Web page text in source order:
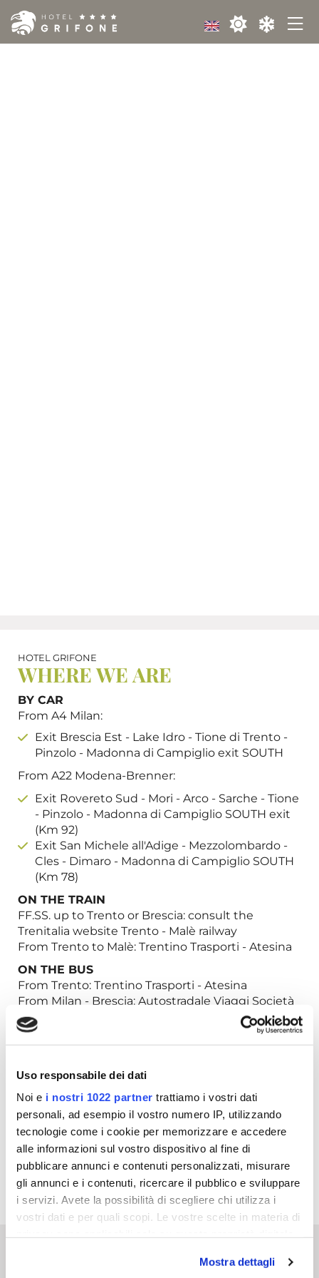
Uso responsabile dei dati
Noi e i nostri 1022 partner trattiamo i vostri dati
personali, ad esempio il vostro numero IP, utilizzando
tecnologie come i cookie per memorizzare e accedere
alle informazioni sul vostro dispositivo al fine di
pubblicare annunci e contenuti personalizzati, misurare
gli annunci e i contenuti, ricercare il pubblico e sviluppare
i servizi. Avete la possibilità di scegliere chi utilizza i
vostri dati e per quali scopi. Le vostre scelte in materia di
modificare o revocare il proprio consenso in qualsiasi
Mostra dettagli
HOTEL GRIFONE
WHERE WE ARE
BY CAR
From A4 Milan:
Exit Brescia Est - Lake Idro - Tione di Trento -
Pinzolo - Madonna di Campiglio exit SOUTH
From A22 Modena-Brenner:
Exit Rovereto Sud - Mori - Arco - Sarche - Tione
- Pinzolo - Madonna di Campiglio SOUTH exit
(Km 92)
Exit San Michele all'Adige - Mezzolombardo -
Cles - Dimaro - Madonna di Campiglio SOUTH
(Km 78)
ON THE TRAIN
FF.SS. up to Trento or Brescia: consult the
Trenitalia website Trento - Malè railway
From Trento to Malè: Trentino Trasporti - Atesina
ON THE BUS
From Trento: Trentino Trasporti - Atesina
From Milan - Brescia: Autostradale Viaggi Società
Italiana Autoservizi
From Tuscany - Emilia: Lorenzini Tel. 0187.66804-
66805
Airports: Verona - Villafranca Milan - Linate Milan -
Malpensa Bergamo - Orio al Serio Brescia -
Montichiari Venice - Marco Polo
TAXI SERVICE
Ask for info to organize the taxi service from
stations and airports